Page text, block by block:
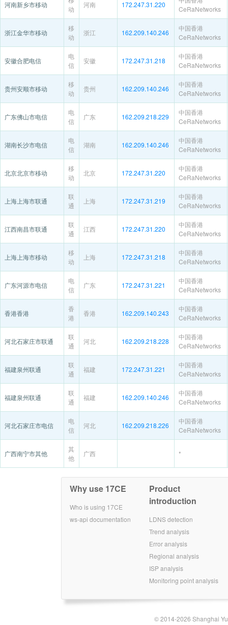
河南新乡市移动
动
河南 172.247.31.220
CeRaNetworks
浙江金华市移动
移
动
浙江 162.209.140.246
中国香港
CeRaNetworks
安徽合肥电信
电
信
安徽 172.247.31.218
中国香港
CeRaNetworks
贵州安顺市移动
移
动
贵州 162.209.140.246
中国香港
CeRaNetworks
广东佛山市电信
电
信
广东 162.209.218.229
中国香港
CeRaNetworks
湖南长沙市电信
电
信
湖南 162.209.140.246
中国香港
CeRaNetworks
北京北京市移动
移
动
北京 172.247.31.220
中国香港
CeRaNetworks
上海上海市联通
联
通
上海 172.247.31.219
中国香港
CeRaNetworks
江西南昌市联通
联
通
江西 172.247.31.220
中国香港
CeRaNetworks
上海上海市移动
移
动
上海 172.247.31.218
中国香港
CeRaNetworks
广东河源市电信
电
信
广东 172.247.31.221
中国香港
CeRaNetworks
香港香港
香
港
香港 162.209.140.243
中国香港
CeRaNetworks
河北石家庄市联通
联
通
河北 162.209.218.228
中国香港
CeRaNetworks
福建泉州联通
联
通
福建 172.247.31.221
中国香港
CeRaNetworks
福建泉州联通
联
通
福建 162.209.140.246
中国香港
CeRaNetworks
河北石家庄市电信
电
信
河北 162.209.218.226
中国香港
CeRaNetworks
广西南宁市其他
其
他
广西 *
Why use 17CE
Who is using 17CE
ws-api documentation
Product
introduction
LDNS detection
Trend analysis
Error analysis
Regional analysis
ISP analysis
Monitoring point analysis
© 2014-2026 Shanghai